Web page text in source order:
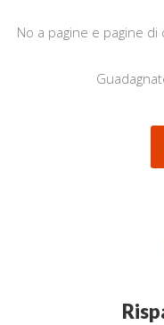
No a pagine e pagine